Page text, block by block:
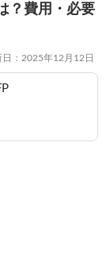
？費用・必要
日：2025年12月12日